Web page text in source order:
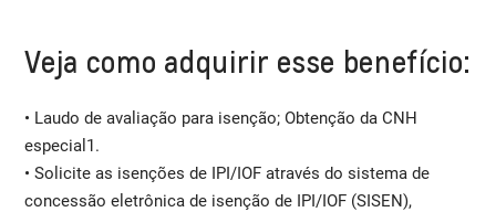
Veja como adquirir esse benefício:
• Laudo de avaliação para isenção; Obtenção da CNH
especial1.
• Solicite as isenções de IPI/IOF através do sistema de
concessão eletrônica de isenção de IPI/IOF (SISEN),